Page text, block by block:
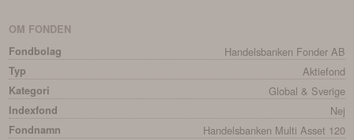
OM FONDEN
Fondbolag
Handelsbanken Fonder AB
Typ Aktiefond
Kategori Global & Sverige
Indexfond Nej
Fondnamn Handelsbanken Multi Asset 120